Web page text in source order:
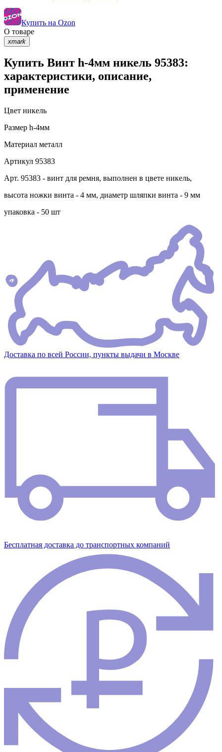
Купить на Ozon
О товаре
xmark
Купить Винт h-4мм никель 95383:
характеристики, описание,
применение
Цвет никель
Размер h-4мм
Материал металл
Артикул 95383
Арт. 95383 - винт для ремня, выполнен в цвете никель,
высота ножки винта - 4 мм, диаметр шляпки винта - 9 мм
упаковка - 50 шт
Доставка по всей России, пункты выдачи в Москве
Бесплатная доставка до транспортных компаний